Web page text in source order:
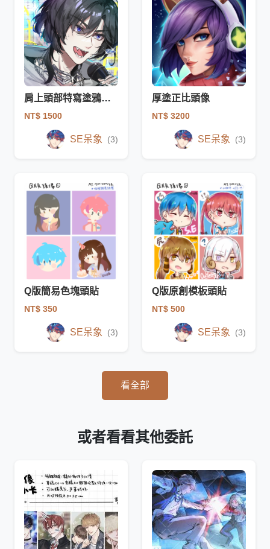
肩上頭部特寫塗鴉驚喜包
NT$ 1500
SE呆象 (3)
厚塗正比頭像
NT$ 3200
SE呆象 (3)
Q版簡易色塊頭貼
NT$ 350
SE呆象 (3)
Q版原創模板頭貼
NT$ 500
SE呆象 (3)
看全部
或者看看其他委託